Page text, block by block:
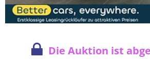
Die Auktion ist